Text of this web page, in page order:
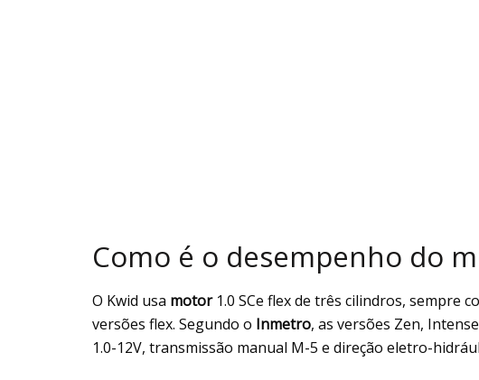
Como é o desempenho do
O Kwid usa motor1.0 SCe flex de três cilindros, sempre
versões flex. Segundo o Inmetro, as versões Zen,
1.0-12V, transmissão manual M-5 e direção eletro-